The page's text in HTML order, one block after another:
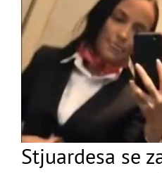
Stjuardesa se